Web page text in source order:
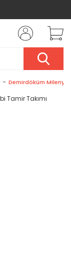
Demirdöküm